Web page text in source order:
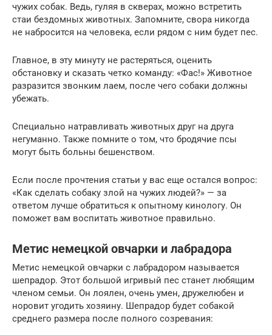
чужих собак. Ведь, гуляя в скверах, можно встретить
стаи бездомных животных. Запомните, свора никогда
не набросится на человека, если рядом с ним будет пес.
Главное, в эту минуту не растеряться, оценить
обстановку и сказать четко команду: «Фас!» Животное
разразится звонким лаем, после чего собаки должны
убежать.
Специально натравливать животных друг на друга
негуманно. Также помните о том, что бродячие псы
могут быть больны бешенством.
Если после прочтения статьи у вас еще остался вопрос:
«Как сделать собаку злой на чужих людей?» — за
ответом лучше обратиться к опытному кинологу. Он
поможет вам воспитать животное правильно.
Метис немецкой овчарки и лабрадора
Метис немецкой овчарки с лабрадором называется
шепрадор. Этот большой игривый пес станет любящим
членом семьи. Он лоялен, очень умен, дружелюбен и
норовит угодить хозяину. Шепрадор будет собакой
среднего размера после полного созревания: